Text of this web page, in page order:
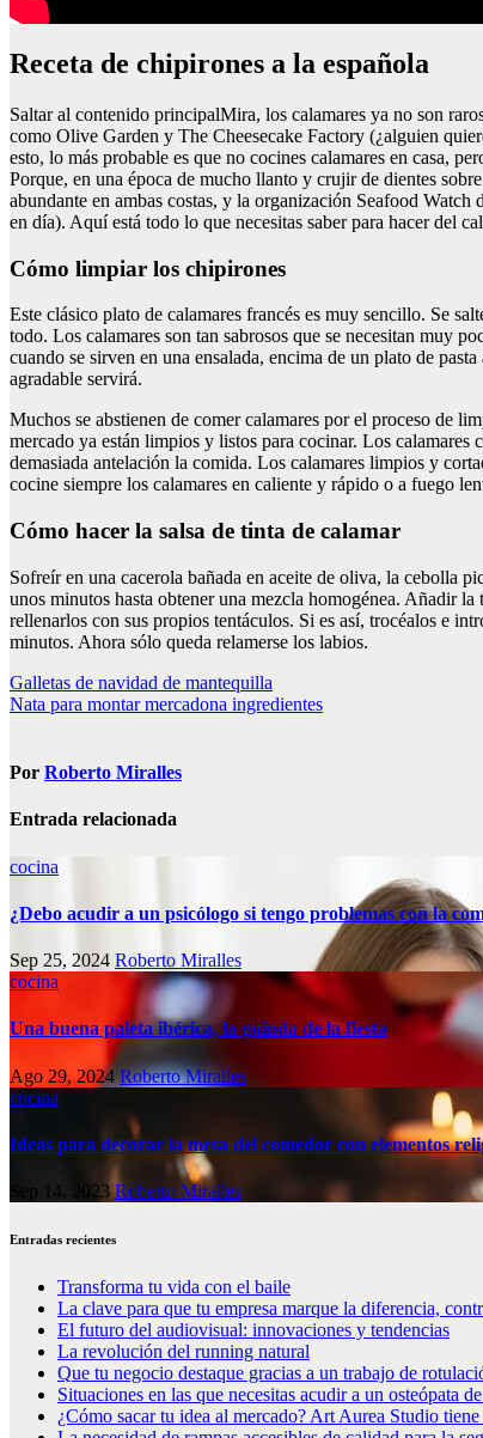
Receta de chipirones a la española
Saltar al contenido principalMira, los calamares ya no son
como Olive Garden y The Cheesecake Factory (¿alguien
esto, lo más probable es que no cocines calamares en casa,
Porque, en una época de mucho llanto y crujir de dientes
abundante en ambas costas, y la organización Seafood
en día). Aquí está todo lo que necesitas saber para hacer del
Cómo limpiar los chipirones
Este clásico plato de calamares francés es muy sencillo. Se
todo. Los calamares son tan sabrosos que se necesitan muy
cuando se sirven en una ensalada, encima de un plato de
agradable servirá.
Muchos se abstienen de comer calamares por el proceso de
mercado ya están limpios y listos para cocinar. Los calamares
demasiada antelación la comida. Los calamares limpios y
cocine siempre los calamares en caliente y rápido o a fuego
Cómo hacer la salsa de tinta de calamar
Sofreír en una cacerola bañada en aceite de oliva, la cebolla
unos minutos hasta obtener una mezcla homogénea. Añadir
rellenarlos con sus propios tentáculos. Si es así, trocéalos e
minutos. Ahora sólo queda relamerse los labios.
Navegación
de
Galletas de navidad de mantequilla
Nata para montar mercadona ingredientes
Por Roberto Miralles
Entrada relacionada
cocina
¿Debo acudir a un psicólogo si tengo problemas con la
Sep 25, 2024 Roberto Miralles
cocina
Una buena paleta ibérica, la guinda de la fiesta
Ago 29, 2024Roberto Miralles
cocina
Ideas para decorar la mesa del comedor con elementos
Sep 14, 2023Roberto Miralles
Entradas recientes
Transforma tu vida con el baile
La clave para que tu empresa marque la diferencia,
El futuro del audiovisual: innovaciones y tendencias
La revolución del running natural
Que tu negocio destaque gracias a un trabajo de
Situaciones en las que necesitas acudir a un osteópata
¿Cómo sacar tu idea al mercado? Art Aurea Studio